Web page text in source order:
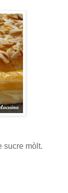
sucre mòlt.